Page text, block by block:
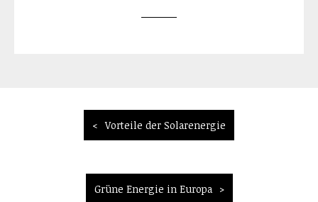
BeitragsnavigationVorteile der Solarenergie
Grüne Energie in Europa